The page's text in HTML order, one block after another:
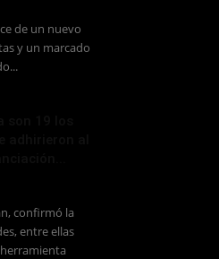
de un nuevo
y un marcado
confirmó la
entre ellas